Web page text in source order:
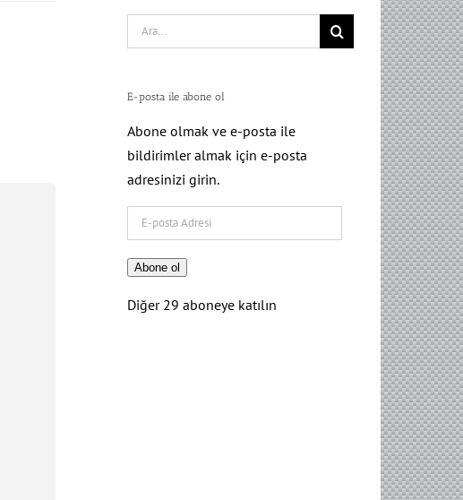
Search
for:
E-posta ile abone ol
Abone olmak ve e-posta ile
bildirimler almak için e-posta
adresinizi girin.
posta
Adresi
Abone ol
Diğer 29 aboneye katılın